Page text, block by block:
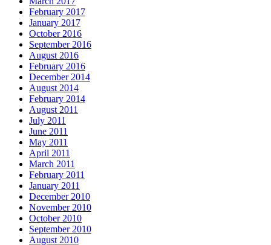
February 2017
January 2017
October 2016
September 2016
August 2016
February 2016
December 2014
August 2014
February 2014
August 2011
July 2011
June 2011
May 2011
April 2011
March 2011
February 2011
January 2011
December 2010
November 2010
October 2010
September 2010
August 2010